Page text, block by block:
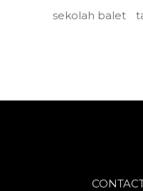
sekolah balet